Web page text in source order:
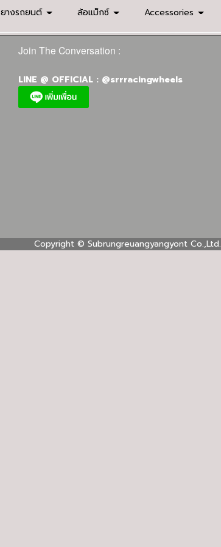
ยางรถยนต์ ล้อแม็กซ์ Accessories
Join The Conversation :
LINE @ OFFICIAL : @srrracingwheels
Copyright © Subrungreuangyangyont Co.,Ltd.